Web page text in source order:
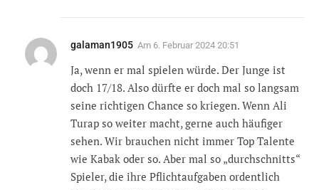
galaman1905 Am 6. Februar 2024 20:51
Ja, wenn er mal spielen würde. Der Junge ist
doch 17/18. Also dürfte er doch mal so langsam
seine richtigen Chance so kriegen. Wenn Ali
Turap so weiter macht, gerne auch häufiger
sehen. Wir brauchen nicht immer Top Talente
wie Kabak oder so. Aber mal so „durchschnitts“
Spieler, die ihre Pflichtaufgaben ordentlich